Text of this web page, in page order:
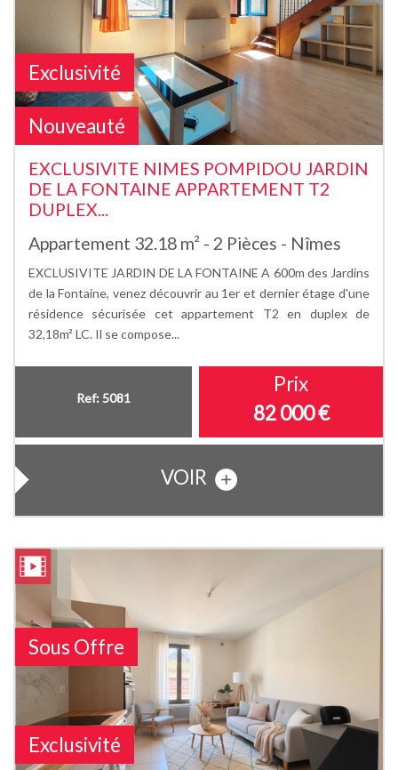
Exclusivité
Nouveauté
EXCLUSIVITE NIMES POMPIDOU JARDIN
DE LA FONTAINE APPARTEMENT T2
DUPLEX...
Appartement 32.18 m² - 2 Pièces - Nîmes
EXCLUSIVITE JARDIN DE LA FONTAINE A 600m des Jardins
de la Fontaine, venez découvrir au 1er et dernier étage d'une
résidence sécurisée cet appartement T2 en duplex de
32,18m² LC. Il se compose...
Ref: 5081
Prix
82 000€
VOIR
Sous Offre
Exclusivité